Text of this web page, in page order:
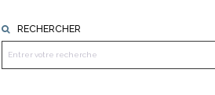
RECHERCHER